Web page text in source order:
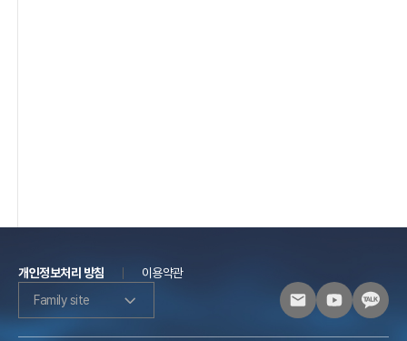
개인정보처리 방침
이용약관
Family site